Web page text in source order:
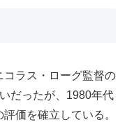
ラス・ローグ監督の
だったが、1980年代
価を確立している。